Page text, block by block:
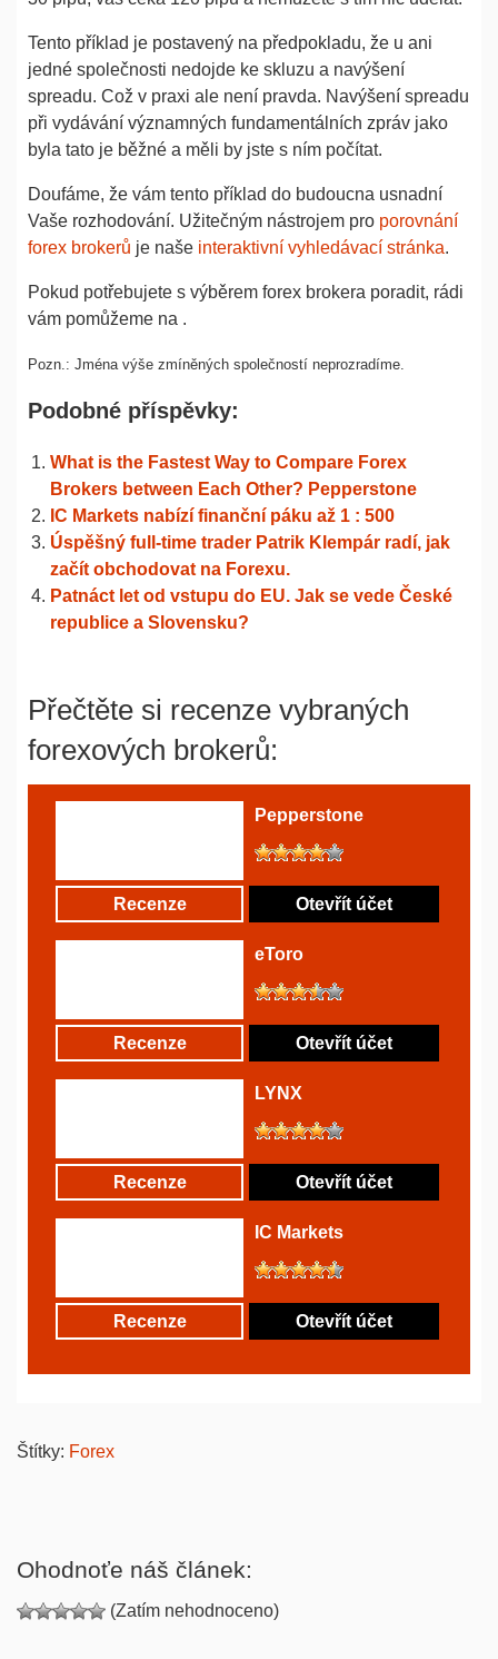
Tento příklad je postavený na předpokladu, že u ani
jedné společnosti nedojde ke skluzu a navýšení
spreadu. Což v praxi ale není pravda. Navýšení spreadu
při vydávání významných fundamentálních zpráv jako
byla tato je běžné a měli by jste s ním počítat.
Doufáme, že vám tento příklad do budoucna usnadní
Vaše rozhodování. Užitečným nástrojem pro porovnání
forex brokerů je naše interaktivní vyhledávací stránka.
Pokud potřebujete s výběrem forex brokera poradit, rádi
vám pomůžeme na .
Pozn.: Jména výše zmíněných společností neprozradíme.
Podobné příspěvky:
What is the Fastest Way to Compare Forex
Brokers between Each Other? Pepperstone
IC Markets nabízí finanční páku až 1 : 500
Úspěšný full-time trader Patrik Klempár radí, jak
začít obchodovat na Forexu.
Patnáct let od vstupu do EU. Jak se vede České
republice a Slovensku?
Přečtěte si recenze vybraných
forexových brokerů:
Pepperstone
Recenze Otevřít účet
eToro
Recenze Otevřít účet
LYNX
Recenze Otevřít účet
IC Markets
Recenze Otevřít účet
Štítky: Forex
Ohodnoťe náš článek:
(Zatím nehodnoceno)